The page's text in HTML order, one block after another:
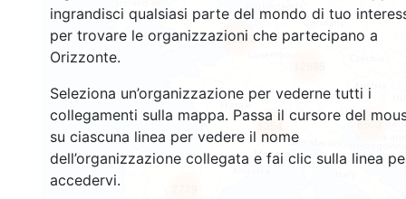
ingrandisci qualsiasi parte del mondo di tuo
per trovare le organizzazioni che partecipano a
Orizzonte.
Seleziona un’organizzazione per vederne tutti i
collegamenti sulla mappa. Passa il cursore del
su ciascuna linea per vedere il nome
dell’organizzazione collegata e fai clic sulla linea
accedervi.
1354
10062
6503